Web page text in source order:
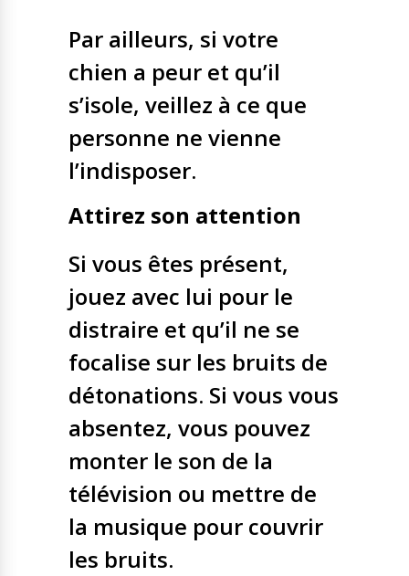
Par ailleurs, si votre
chien a peur et qu’il
s’isole, veillez à ce que
personne ne vienne
l’indisposer.
Attirez son attention
Si vous êtes présent,
jouez avec lui pour le
distraire et qu’il ne se
focalise sur les bruits de
détonations. Si vous vous
absentez, vous pouvez
monter le son de la
télévision ou mettre de
la musique pour couvrir
les bruits.